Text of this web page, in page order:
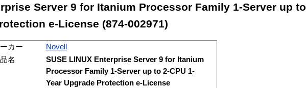
Server 9 for Itanium Processor Family 1-Server up to
e-License (874-002971)
ーカー
Novell
名
SUSE LINUX Enterprise Server 9 for Itanium
Processor Family 1-Server up to 2-CPU 1-
Year Upgrade Protection e-License